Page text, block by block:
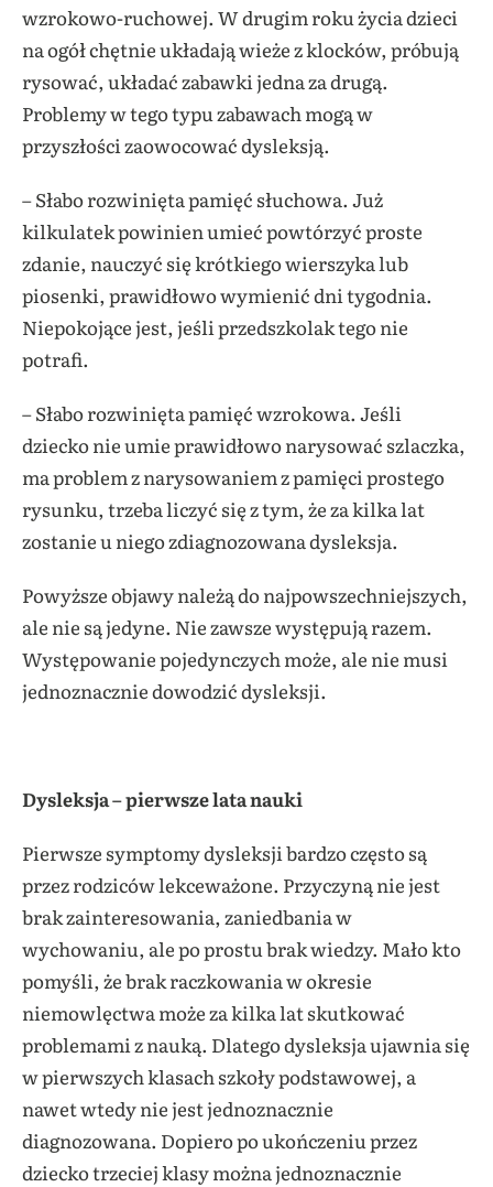
wzrokowo-ruchowej. W drugim roku życia dzieci
na ogół chętnie układają wieże z klocków, próbują
rysować, układać zabawki jedna za drugą.
Problemy w tego typu zabawach mogą w
przyszłości zaowocować dysleksją.
– Słabo rozwinięta pamięć słuchowa. Już
kilkulatek powinien umieć powtórzyć proste
zdanie, nauczyć się krótkiego wierszyka lub
piosenki, prawidłowo wymienić dni tygodnia.
Niepokojące jest, jeśli przedszkolak tego nie
potrafi.
– Słabo rozwinięta pamięć wzrokowa. Jeśli
dziecko nie umie prawidłowo narysować szlaczka,
ma problem z narysowaniem z pamięci prostego
rysunku, trzeba liczyć się z tym, że za kilka lat
zostanie u niego zdiagnozowana dysleksja.
Powyższe objawy należą do najpowszechniejszych,
ale nie są jedyne. Nie zawsze występują razem.
Występowanie pojedynczych może, ale nie musi
jednoznacznie dowodzić dysleksji.
Dysleksja – pierwsze lata nauki
Pierwsze symptomy dysleksji bardzo często są
przez rodziców lekceważone. Przyczyną nie jest
brak zainteresowania, zaniedbania w
wychowaniu, ale po prostu brak wiedzy. Mało kto
pomyśli, że brak raczkowania w okresie
niemowlęctwa może za kilka lat skutkować
problemami z nauką. Dlatego dysleksja ujawnia się
w pierwszych klasach szkoły podstawowej, a
nawet wtedy nie jest jednoznacznie
diagnozowana. Dopiero po ukończeniu przez
dziecko trzeciej klasy można jednoznacznie